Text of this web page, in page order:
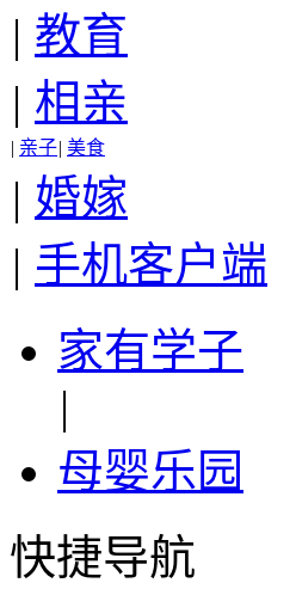
| 教育
| 相亲
| 亲子| 美食
| 婚嫁
| 手机客户端
家有学子
|
母婴乐园
快捷导航